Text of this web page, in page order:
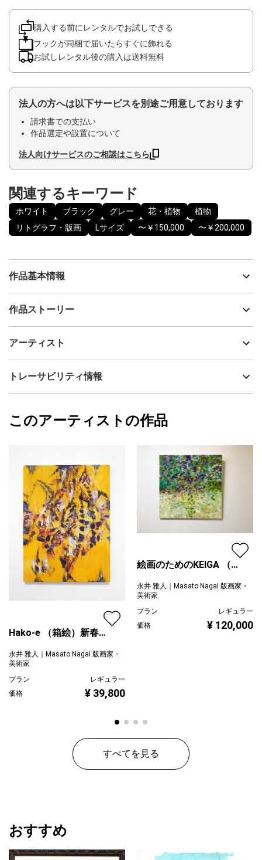
購入する前にレンタルでお試しできる
フックが同梱で届いたらすぐに飾れる
お試しレンタル後の購入は送料無料
法人の方へは以下サービスを別途ご用意しております
請求書での支払い
作品選定や設置について
法人向けサービスのご相談はこちら
関連するキーワード
ホワイト ブラック グレー 花・植物
植物
リトグラフ・版画
Lサイズ 〜￥150,000 〜￥200,000
作品基本情報
出品者
制作年
リトグラフ・版画
カラー
ホワイト
配送目安
二週間以内
作品ストーリー
作品 美品未使用 個展出品作品。作家直筆サインあり。フラン
クロームの現代アート作品です。
作家ウェブサイトはhttp://sampleorii.jimdo.com/
［主な展覧会受賞］
２０２２年 中華民国第２０回国際版画ビエンナーレROC 佳作
賞 収蔵賞
2012年-2013年 第1回、第2回 FEI PRINT AWARD オーディエ
ンス賞
2010年 第78回日本版画協会展 準会員賞候補
2009年 第77回日本版画協会展 賞候補
2007年 第16回青木繁記念大賞 わだつみ賞受賞
第4回ふくみつ棟方記念版画大賞展 賞候補
2006年 ビエンナーレKUMAMOTOⅢ 特別賞受賞
東京造形大学、多摩美術大学大学美術館、国立台湾師範大学芸術
学院、雪梁舎美術館（新潟）、國立台湾美術館、福井大学教育学
相生森林美術館（徳島）福祉法人みどりの風（山梨）
アックイ市（イタリア）マゼレールセンター（ベルギー）、ワー
アーティスト
永井 雅人｜Masato Nagai 版画家・美術家
フォローする
トレーサビリティ情報
永井 雅人｜Masato Nagai 版画家・美術家
このアーティストの作品
Hako-e （箱絵）新春限
永井 雅人｜Masato Nagai 版画家・
美術家
プラン
レギュラー
価格
¥ 39,800
絵画のためのKEIGA （慶
永井 雅人｜Masato Nagai 版画家・
美術家
プラン
レギュラー
価格
¥ 120,000
すべてを見る
おすすめ